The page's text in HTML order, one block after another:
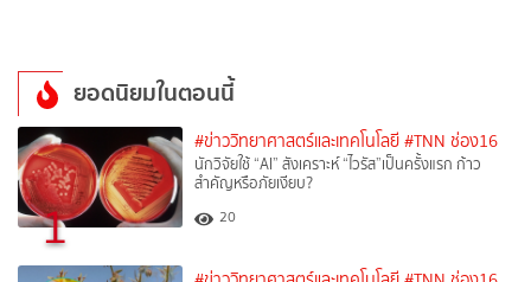
ยอดนิยมในตอนนี้
1
#ข่าววิทยาศาสตร์และเทคโนโลยี #TNN ช่อง16
นักวิจัยใช้ “AI” สังเคราะห์ “ไวรัส”เป็นครั้งแรก ก้าว
สำคัญหรือภัยเงียบ?
20